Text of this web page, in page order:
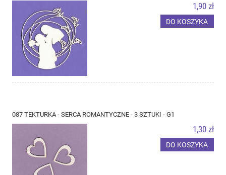
1,90 zł
DO KOSZYKA
087 TEKTURKA - SERCA ROMANTYCZNE - 3 SZTUKI - G1
1,30 zł
DO KOSZYKA